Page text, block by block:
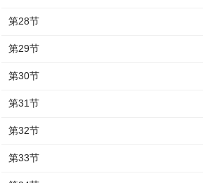
第28节
第29节
第30节
第31节
第32节
第33节